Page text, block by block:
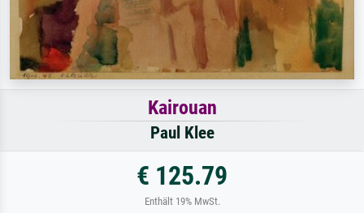
Kairouan
Paul Klee
€ 125.79
Enthält 19% MwSt.